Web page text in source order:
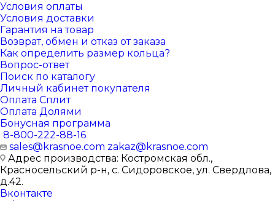
Условия оплаты
Условия доставки
Гарантия на товар
Возврат, обмен и отказ от заказа
Как определить размер кольца?
Вопрос-ответ
Поиск по каталогу
Личный кабинет покупателя
Оплата Сплит
Оплата Долями
Бонусная программа
8-800-222-88-16
sales@krasnoe.com zakaz@krasnoe.com
Адрес производства: Костромская обл.,
Красносельский р-н, с. Сидоровское, ул. Свердлова,
д.42.
Вконтакте